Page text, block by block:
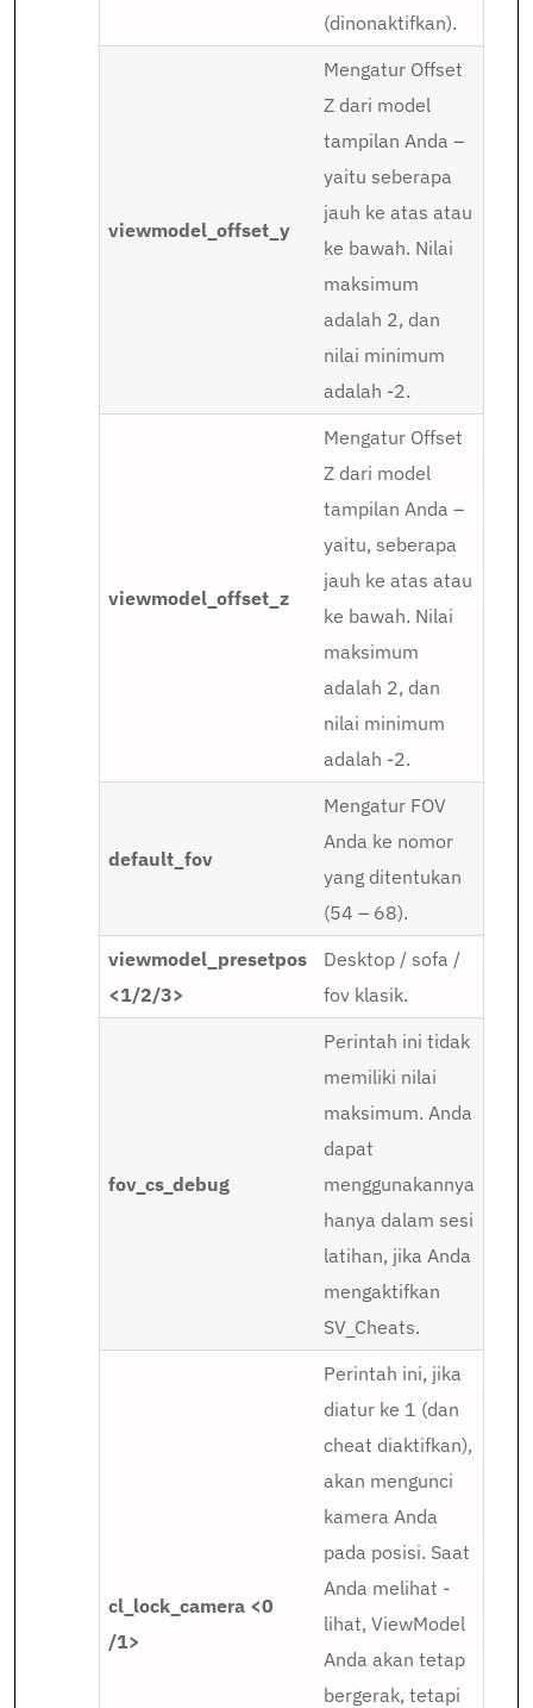
(dinonaktifkan).
viewmodel_offset_y
Mengatur Offset
Z dari model
tampilan Anda –
yaitu seberapa
jauh ke atas atau
ke bawah. Nilai
maksimum
adalah 2, dan
nilai minimum
adalah -2.
viewmodel_offset_z
Mengatur Offset
Z dari model
tampilan Anda –
yaitu, seberapa
jauh ke atas atau
ke bawah. Nilai
maksimum
adalah 2, dan
nilai minimum
adalah -2.
default_fov
Mengatur FOV
Anda ke nomor
yang ditentukan
(54 – 68).
viewmodel_presetpos
<1/2/3>
Desktop / sofa /
fov klasik.
fov_cs_debug
Perintah ini tidak
memiliki nilai
maksimum. Anda
dapat
menggunakannya
hanya dalam sesi
latihan, jika Anda
mengaktifkan
SV_Cheats.
cl_lock_camera <0
/1>
Perintah ini, jika
diatur ke 1 (dan
cheat diaktifkan),
akan mengunci
kamera Anda
pada posisi. Saat
Anda melihat -
lihat, ViewModel
Anda akan tetap
bergerak, tetapi